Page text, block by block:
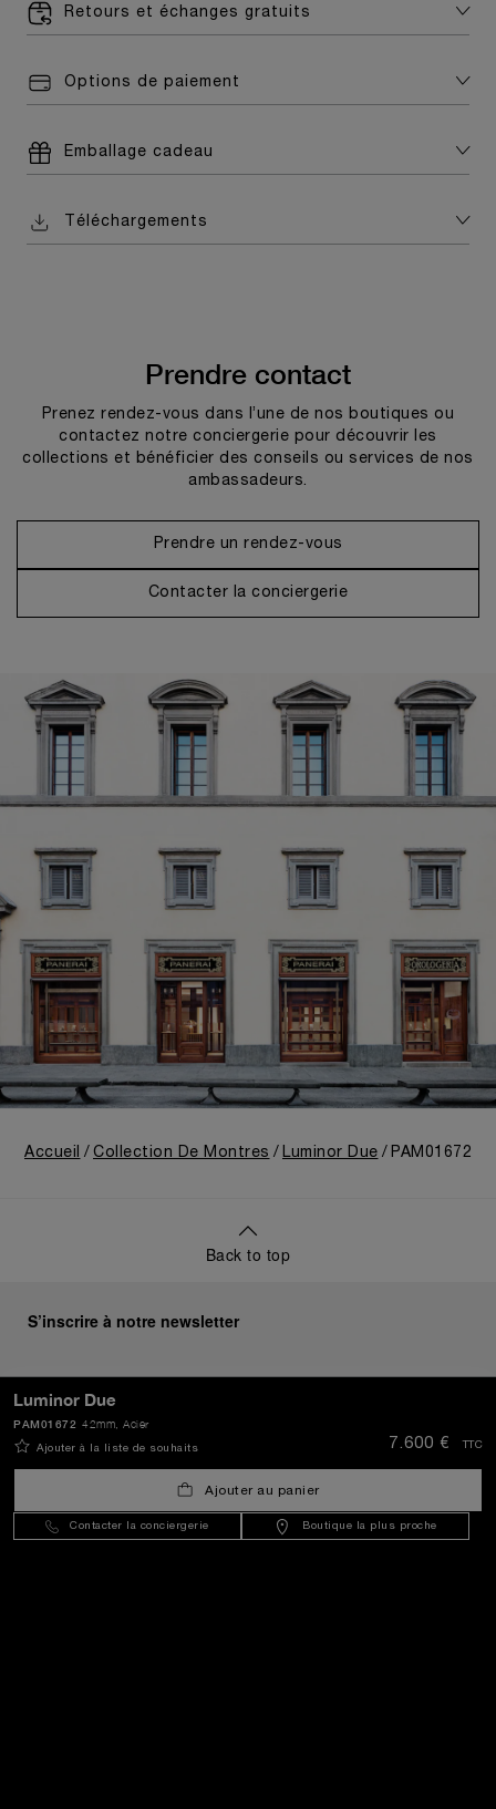
Luminor Due
42mm , Acier
PAM01672
Ajouter à la liste de souhaits 7.600 € TTC
Ajouter au panier
Contacter la conciergerie Boutique la plus proche
Retours et échanges gratuits
Options de paiement
Emballage cadeau
Téléchargements
Prendre contact
Prenez rendez-vous dans l’une de nos boutiques ou
contactez notre conciergerie pour découvrir les
collections et bénéficier des conseils ou services de nos
ambassadeurs.
Prendre un rendez-vous
Contacter la conciergerie
Accueil Collection De Montres Luminor Due PAM01672
Back to top
S’inscrire à notre newsletter
ENVOYER
Luxembourg(EUR €)- FR